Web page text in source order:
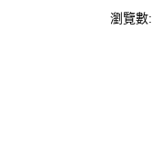
瀏覽數: